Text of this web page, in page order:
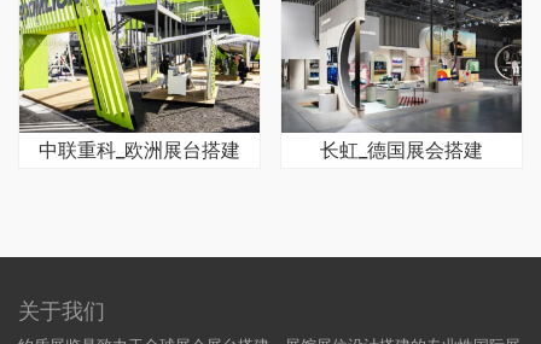
中联重科_欧洲展台搭建 长虹_德国展会搭建
关于我们